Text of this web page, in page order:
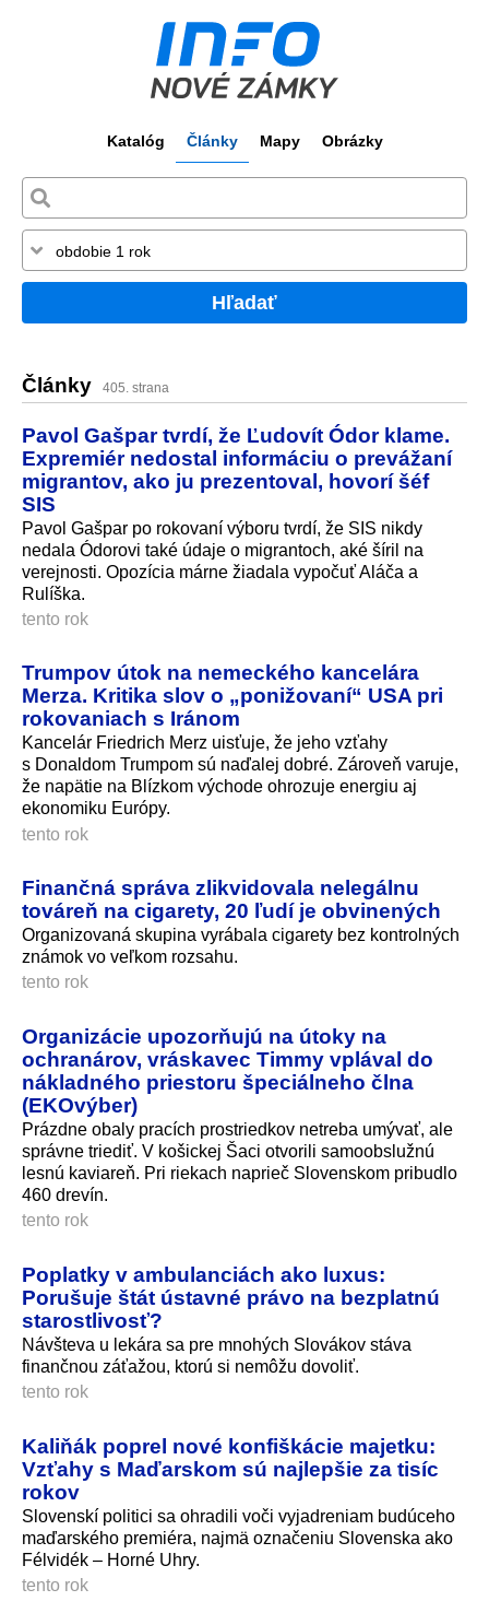
Katalóg Články Mapy Obrázky
Hľadať
Články 405. strana
Pavol Gašpar tvrdí, že Ľudovít Ódor klame.
Expremiér nedostal informáciu o prevážaní
migrantov, ako ju prezentoval, hovorí šéf
SIS
Pavol Gašpar po rokovaní výboru tvrdí, že SIS nikdy
nedala Ódorovi také údaje o migrantoch, aké šíril na
verejnosti. Opozícia márne žiadala vypočuť Aláča a
Rulíška.
tento rok
Trumpov útok na nemeckého kancelára
Merza. Kritika slov o „ponižovaní“ USA pri
rokovaniach s Iránom
Kancelár Friedrich Merz uisťuje, že jeho vzťahy
s Donaldom Trumpom sú naďalej dobré. Zároveň varuje,
že napätie na Blízkom východe ohrozuje energiu aj
ekonomiku Európy.
tento rok
Finančná správa zlikvidovala nelegálnu
továreň na cigarety, 20 ľudí je obvinených
Organizovaná skupina vyrábala cigarety bez kontrolných
známok vo veľkom rozsahu.
tento rok
Organizácie upozorňujú na útoky na
ochranárov, vráskavec Timmy vplával do
nákladného priestoru špeciálneho člna
(EKOvýber)
Prázdne obaly pracích prostriedkov netreba umývať, ale
správne triediť. V košickej Šaci otvorili samoobslužnú
lesnú kaviareň. Pri riekach naprieč Slovenskom pribudlo
460 drevín.
tento rok
Poplatky v ambulanciách ako luxus:
Porušuje štát ústavné právo na bezplatnú
starostlivosť?
Návšteva u lekára sa pre mnohých Slovákov stáva
finančnou záťažou, ktorú si nemôžu dovoliť.
tento rok
Kaliňák poprel nové konfiškácie majetku:
Vzťahy s Maďarskom sú najlepšie za tisíc
rokov
Slovenskí politici sa ohradili voči vyjadreniam budúceho
maďarského premiéra, najmä označeniu Slovenska ako
Félvidék – Horné Uhry.
tento rok